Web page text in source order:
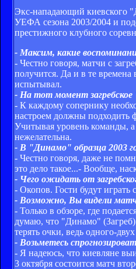
Экс-нападающий киевского
УЕФА сезона 2003/2004 и
престижного клубного
- Максим, какие
- Честно говоря, матчи с
получится. Да и в те
испытывал.
- На тот момент загребское
- К каждому сопернику
настроем должны подходить
Учитывая уровень команды, а
нежелательна.
- В "Динамо" образца 2003
- Честно говоря, даже не
это дело такое...- Вообще,
- Чего ожидать от
- Окопов. Гости будут играть
- Возможно, Вы видели
- Только в обзоре, где
думаю, что "Динамо" (Загреб)
терять очки, ведь одного-
- Возьметесь
- Я надеюсь, что киевляне
3 октября состоится матч